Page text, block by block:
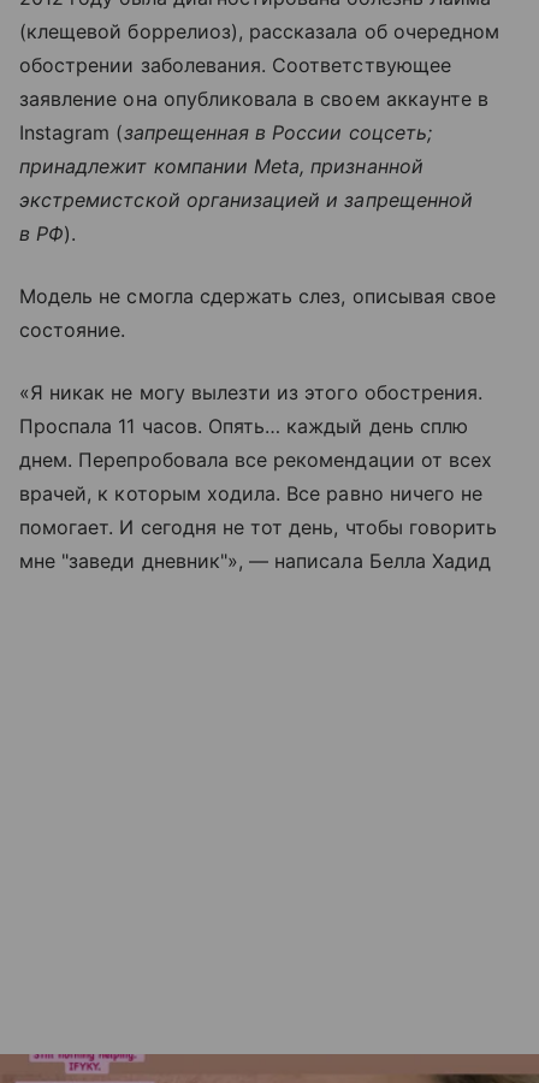
(клещевой боррелиоз), рассказала об очередном
обострении заболевания. Соответствующее
заявление она опубликовала в своем аккаунте в
Instagram (запрещенная в России соцсеть;
принадлежит компании Meta, признанной
экстремистской организацией и запрещенной
в РФ).
Модель не смогла сдержать слез, описывая свое
состояние.
«Я никак не могу вылезти из этого обострения.
Проспала 11 часов. Опять… каждый день сплю
днем. Перепробовала все рекомендации от всех
врачей, к которым ходила. Все равно ничего не
помогает. И сегодня не тот день, чтобы говорить
мне "заведи дневник"», — написала Белла Хадид